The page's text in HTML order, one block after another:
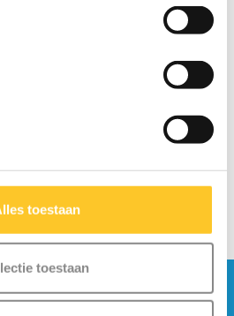
toestaan
toestaan
schrijf je in voor onze